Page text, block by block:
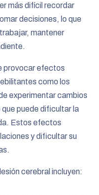
más difícil recordar
decisiones, lo que
mantener
provocar efectos
como los
experimentar cambios
que puede dificultar la
Estos efectos
y dificultar su
cerebral incluyen: